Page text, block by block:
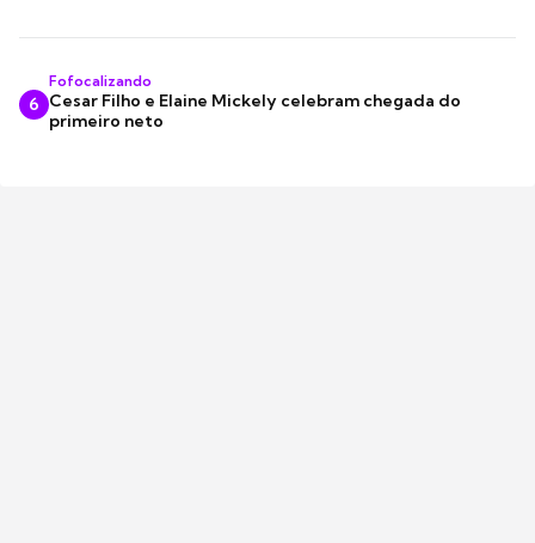
6
Fofocalizando
Cesar Filho e Elaine Mickely celebram chegada do
primeiro neto